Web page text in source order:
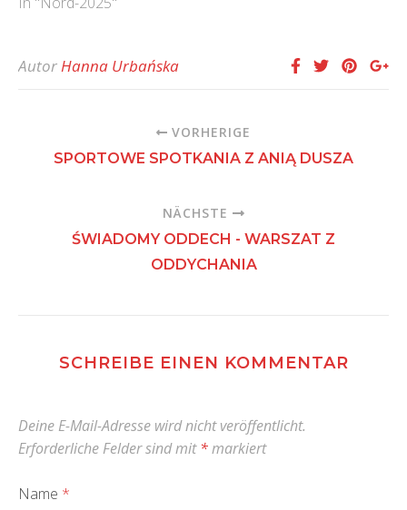
AutorHanna Urbańska
VORHERIGE
SPORTOWE SPOTKANIA Z ANIĄ DUSZA
NÄCHSTE
ŚWIADOMY ODDECH - WARSZAT Z
ODDYCHANIA
SCHREIBE EINEN KOMMENTAR
Deine E-Mail-Adresse wird nicht veröffentlicht.
Erforderliche Felder sind mit*markiert
Name *